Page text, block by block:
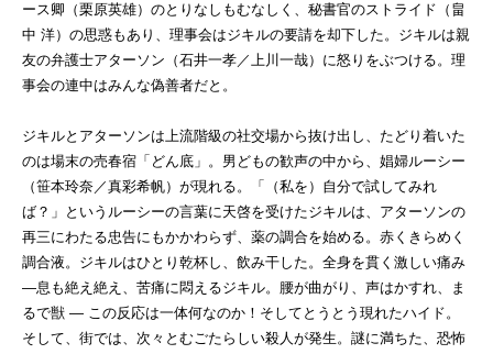
ース卿（栗原英雄）のとりなしもむなしく、秘書官のストライド（畠
中 洋）の思惑もあり、理事会はジキルの要請を却下した。ジキルは親
友の弁護士アターソン（石井一孝／上川一哉）に怒りをぶつける。理
事会の連中はみんな偽善者だと。
ジキルとアターソンは上流階級の社交場から抜け出し、たどり着いた
のは場末の売春宿「どん底」。男どもの歓声の中から、娼婦ルーシー
（笹本玲奈／真彩希帆）が現れる。「（私を）自分で試してみれ
ば？」というルーシーの言葉に天啓を受けたジキルは、アターソンの
再三にわたる忠告にもかかわらず、薬の調合を始める。赤くきらめく
調合液。ジキルはひとり乾杯し、飲み干した。全身を貫く激しい痛み
―息も絶え絶え、苦痛に悶えるジキル。腰が曲がり、声はかすれ、ま
るで獣 — この反応は一体何なのか！そしてとうとう現れたハイド。
そして、街では、次々とむごたらしい殺人が発生。謎に満ちた、恐怖